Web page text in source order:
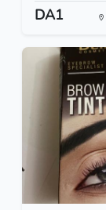
DA1